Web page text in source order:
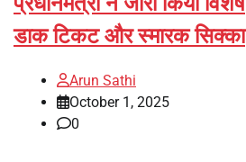
डाक टिकट और स्मारक सिक्का
Arun Sathi
October 1, 2025
0